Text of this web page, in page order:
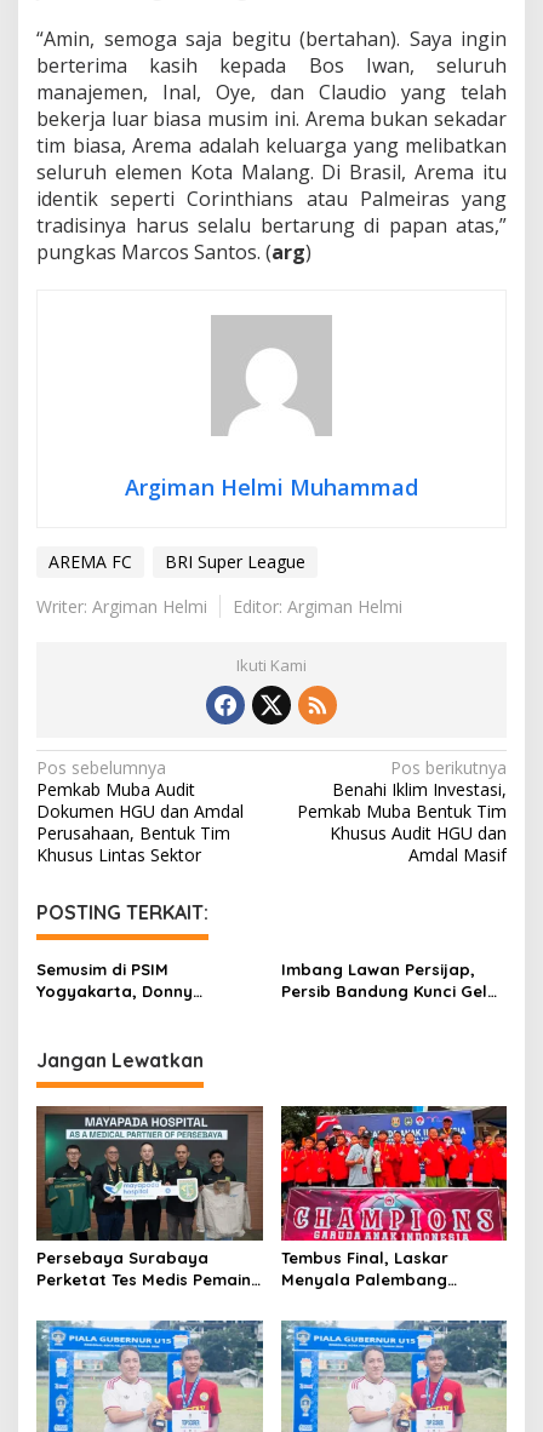
“Amin, semoga saja begitu (bertahan). Saya ingin
berterima kasih kepada Bos Iwan, seluruh
manajemen, Inal, Oye, dan Claudio yang telah
bekerja luar biasa musim ini. Arema bukan sekadar
tim biasa, Arema adalah keluarga yang melibatkan
seluruh elemen Kota Malang. Di Brasil, Arema itu
identik seperti Corinthians atau Palmeiras yang
tradisinya harus selalu bertarung di papan atas,”
pungkas Marcos Santos. (arg)
Argiman Helmi Muhammad
AREMA FC
BRI Super League
Writer: Argiman Helmi
Editor: Argiman Helmi
Ikuti Kami
N
a
v
i
g
a
s
i
p
o
s
Pos sebelumnya
Pemkab Muba Audit
Dokumen HGU dan Amdal
Perusahaan, Bentuk Tim
Khusus Lintas Sektor
Pos berikutnya
Benahi Iklim Investasi,
Pemkab Muba Bentuk Tim
Khusus Audit HGU dan
Amdal Masif
POSTING TERKAIT:
Semusim di PSIM
Yogyakarta, Donny
Imbang Lawan Persijap,
Persib Bandung Kunci Gelar
Jangan Lewatkan
Persebaya Surabaya
Perketat Tes Medis Pemain
Tembus Final, Laskar
Menyala Palembang
Lampung